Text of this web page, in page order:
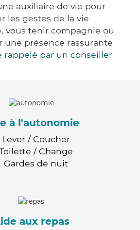
auxiliaire de vie pour
les gestes de la vie
vous tenir compagnie ou
une présence rassurante
rappelé par un conseiller
à l'autonomie
Lever / Coucher
/ Change
Gardes de nuit
aux repas